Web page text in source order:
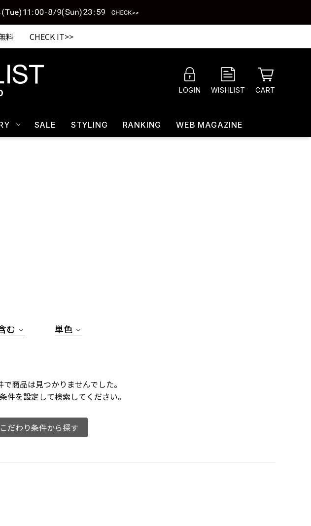
無料 CHECK IT>>
LOGIN WISHLIST CART
SALE STYLING RANKING WEB MAGAZINE
む 単色
で商品は見つかりませんでした。
件を設定して検索してください。
こだわり条件から探す